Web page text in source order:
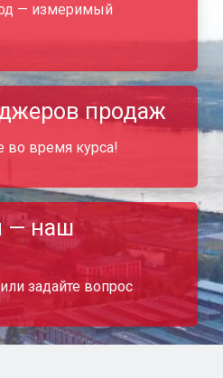
— измеримый
продаж
во время курса!
— наш
задайте вопрос